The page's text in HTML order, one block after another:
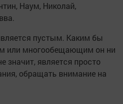
Наум, Николай,
пустым. Каким бы
или многообещающим он ни
значит, является просто
обращать внимание на